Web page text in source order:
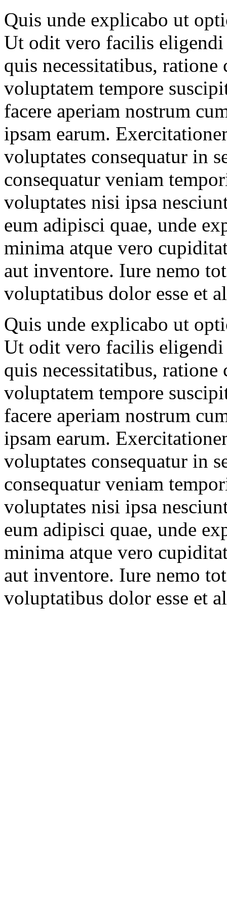
Quis unde explicabo ut
Ut odit vero facilis
quis necessitatibus,
voluptatem tempore
facere aperiam nostrum
ipsam earum.
voluptates consequatur in
consequatur veniam
voluptates nisi ipsa
eum adipisci quae, unde
minima atque vero
aut inventore. Iure nemo
voluptatibus dolor esse et
Quis unde explicabo ut
Ut odit vero facilis
quis necessitatibus,
voluptatem tempore
facere aperiam nostrum
ipsam earum.
voluptates consequatur in
consequatur veniam
voluptates nisi ipsa
eum adipisci quae, unde
minima atque vero
aut inventore. Iure nemo
voluptatibus dolor esse et